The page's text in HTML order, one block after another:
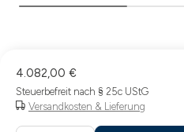
4.082,00 €
Steuerbefreit nach § 25c UStG
Versandkosten & Lieferung